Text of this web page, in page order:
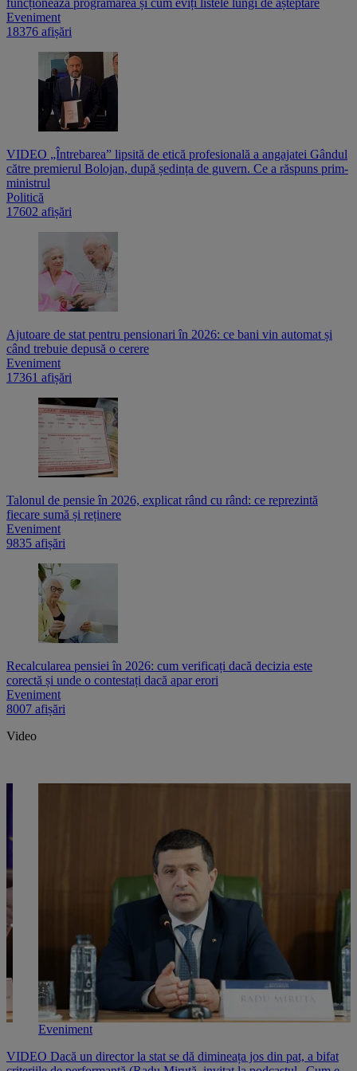
Eveniment
18376 afișări
VIDEO „Întrebarea” lipsită de etică profesională a angajatei Gândul
către premierul Bolojan, după ședința de guvern. Ce a răspuns prim-
ministrul
Politică
17602 afișări
Ajutoare de stat pentru pensionari în 2026: ce bani vin automat și
când trebuie depusă o cerere
Eveniment
17361 afișări
Talonul de pensie în 2026, explicat rând cu rând: ce reprezintă
fiecare sumă și reținere
Eveniment
9835 afișări
Recalcularea pensiei în 2026: cum verificați dacă decizia este
corectă și unde o contestați dacă apar erori
Eveniment
8007 afișări
Video
Eveniment
VIDEO Dacă un director la stat se dă dimineața jos din pat, a bifat